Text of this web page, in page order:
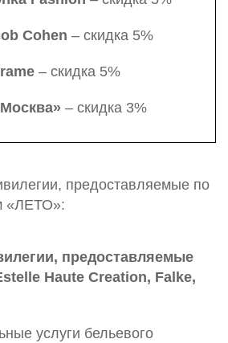
Cohen – скидка 5%
– скидка 5%
– скидка 3%
предоставляемые по
«ЛЕТО»:
предоставляемые
Haute Creation, Falke,
услуги бельевого